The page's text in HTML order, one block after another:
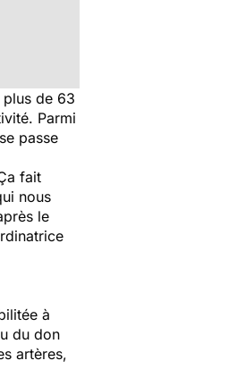
plus de 63
Parmi
passe
fait
nous
le
à
du don
artères,